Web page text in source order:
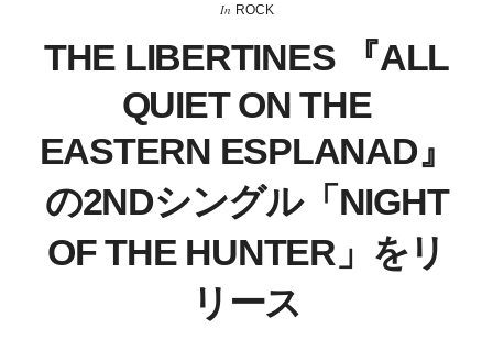
In ROCK
THE LIBERTINES 『ALL
QUIET ON THE
EASTERN ESPLANAD』
の2NDシングル「NIGHT
OF THE HUNTER」をリ
リース